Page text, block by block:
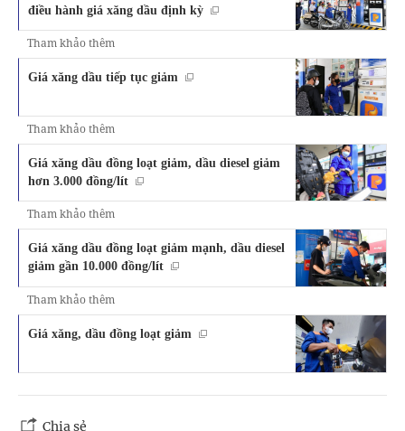
điều hành giá xăng dầu định kỳ
Tham khảo thêm
Giá xăng dầu tiếp tục giảm
Tham khảo thêm
Giá xăng dầu đồng loạt giảm, dầu diesel giảm
hơn 3.000 đồng/lít
Tham khảo thêm
Giá xăng dầu đồng loạt giảm mạnh, dầu diesel
giảm gần 10.000 đồng/lít
Tham khảo thêm
Giá xăng, dầu đồng loạt giảm
Chia sẻ